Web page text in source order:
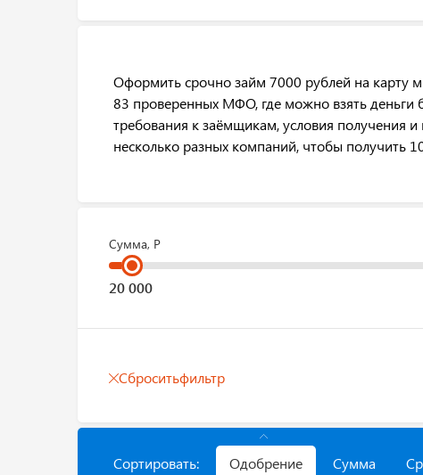
Оформить срочно займ 7000 рублей на карту
83 проверенных МФО, где можно взять деньги
требования к заёмщикам, условия получения
несколько разных компаний, чтобы получить
Сумма, Р
Сброситьфильтр
Сортировать: Одобрение Сумма